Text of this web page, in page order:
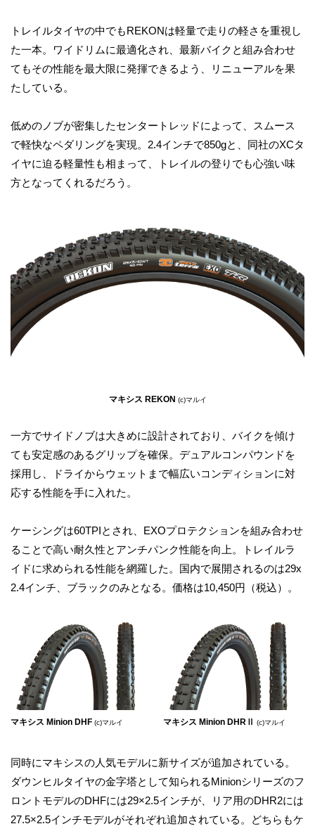
トレイルタイヤの中でもREKONは軽量で走りの軽さを重視し
た一本。ワイドリムに最適化され、最新バイクと組み合わせ
てもその性能を最大限に発揮できるよう、リニューアルを果
たしている。
低めのノブが密集したセンタートレッドによって、スムース
で軽快なペダリングを実現。2.4インチで850gと、同社のXCタ
イヤに迫る軽量性も相まって、トレイルの登りでも心強い味
方となってくれるだろう。
マキシス REKON (c)マルイ
一方でサイドノブは大きめに設計されており、バイクを傾け
ても安定感のあるグリップを確保。デュアルコンパウンドを
採用し、ドライからウェットまで幅広いコンディションに対
応する性能を手に入れた。
ケーシングは60TPIとされ、EXOプロテクションを組み合わせ
ることで高い耐久性とアンチパンク性能を向上。トレイルラ
イドに求められる性能を網羅した。国内で展開されるのは29x
2.4インチ、ブラックのみとなる。価格は10,450円（税込）。
マキシス Minion DHF (c)マルイ マキシス Minion DHRⅡ(c)マルイ
同時にマキシスの人気モデルに新サイズが追加されている。
ダウンヒルタイヤの金字塔として知られるMinionシリーズのフ
ロントモデルのDHFには29×2.5インチが、リア用のDHR2には
27.5×2.5インチモデルがそれぞれ追加されている。どちらもケ